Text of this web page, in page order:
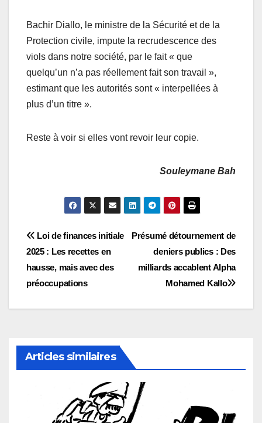
Bachir Diallo, le ministre de la Sécurité et de la
Protection civile, impute la recrudescence des
viols dans notre société, par le fait « que
quelqu’un n’a pas réellement fait son travail »,
estimant que les autorités sont « interpellées à
plus d’un titre ».
Reste à voir si elles vont revoir leur copie.
Souleymane Bah
Navigation
de
l’article
Présumé détournement de
deniers publics : Des
milliards accablent Alpha
Mohamed Kallo
Loi de finances initiale
2025 : Les recettes en
hausse, mais avec des
préoccupations
Articles similaires